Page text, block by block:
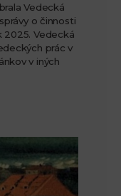
Vedecká
o činnosti
2025. Vedecká
prác v
v iných